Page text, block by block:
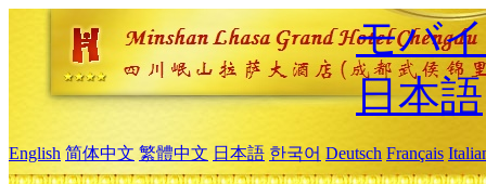
モバ
日本語
English 简体中文 繁體中文 日本語 한국어 Deutsch Français